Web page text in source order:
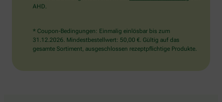
AHD.
* Coupon-Bedingungen: Einmalig einlösbar bis zum
31.12.2026. Mindestbestellwert: 50,00 €. Gültig auf das
gesamte Sortiment, ausgeschlossen rezeptpflichtige Produkte.